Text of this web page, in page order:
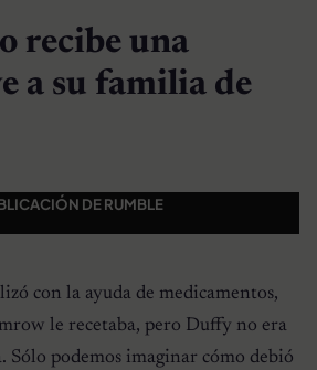
recibe una
a su familia de
DE RUMBLE
con la ayuda de medicamentos,
le recetaba, pero Duffy no era
Sólo podemos imaginar cómo debió